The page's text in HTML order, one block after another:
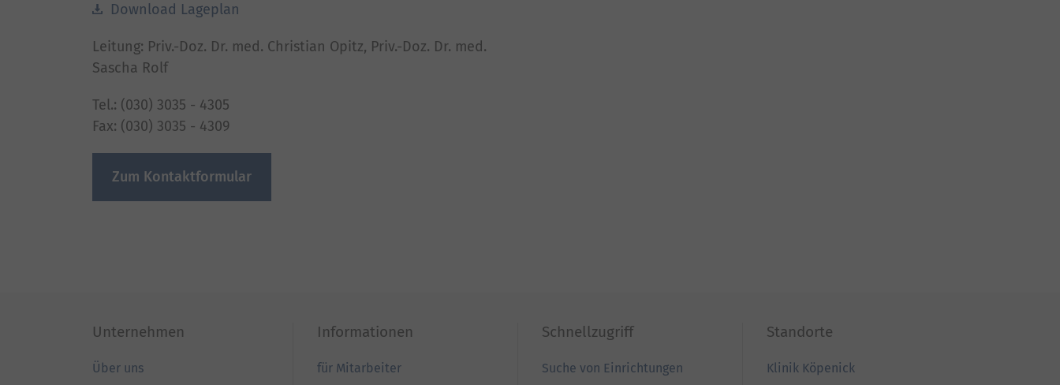
Download Lageplan
Leitung: Priv.-Doz. Dr. med. Christian Opitz, Priv.-Doz. Dr. med.
Sascha Rolf
Tel.: (030) 3035 - 4305
Fax: (030) 3035 - 4309
Zum Kontaktformular
Unternehmen
Über uns
Informationen
für Mitarbeiter
Schnellzugriff
Suche von Einrichtungen
Standorte
Klinik Köpenick